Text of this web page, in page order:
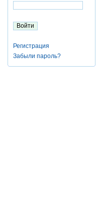
Регистрация
Забыли пароль?